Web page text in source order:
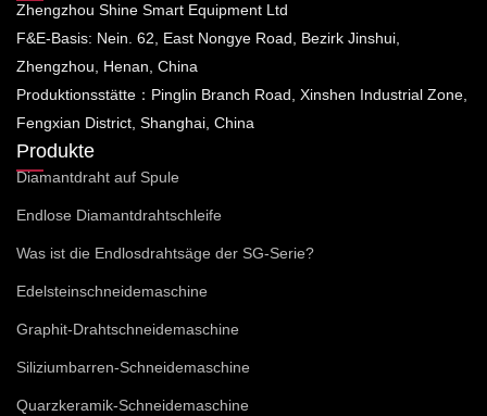
Zhengzhou Shine Smart Equipment Ltd
F&E-Basis: Nein. 62, East Nongye Road, Bezirk Jinshui,
Zhengzhou, Henan, China
Produktionsstätte：Pinglin Branch Road, Xinshen Industrial Zone,
Fengxian District, Shanghai, China
Produkte
Diamantdraht auf Spule
Endlose Diamantdrahtschleife
Was ist die Endlosdrahtsäge der SG-Serie?
Edelsteinschneidemaschine
Graphit-Drahtschneidemaschine
Siliziumbarren-Schneidemaschine
Quarzkeramik-Schneidemaschine